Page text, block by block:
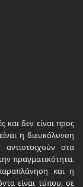
και δεν είναι προς
η διευκόλυνση
στα
πραγματικότητα.
και η
είναι τύπου, σε